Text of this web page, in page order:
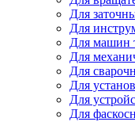
Для
Для
Для машин
Для
Для
Для
Для
Для